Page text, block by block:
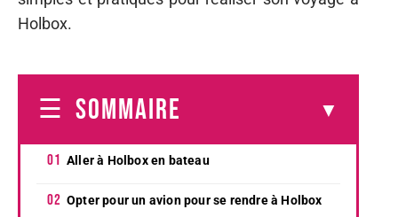
Holbox.
SOMMAIRE
Aller à Holbox en bateau
Opter pour un avion pour se rendre à Holbox